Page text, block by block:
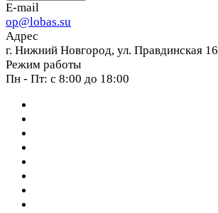
E-mail
op@lobas.su
Адрес
г. Нижний Новгород, ул. Правдинская 16
Режим работы
Пн - Пт: с 8:00 до 18:00